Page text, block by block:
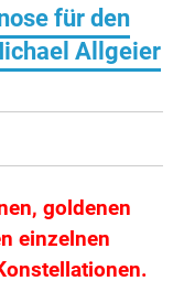
für den
Allgeier
goldenen
einzelnen